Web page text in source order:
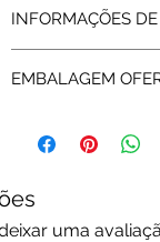
Peso médio: 7.4 grs
abrangidos pela
assegurada pelas
da garantia a Rota
INFORMAÇÕES
EMBALAGEM
ou da marca.
uma